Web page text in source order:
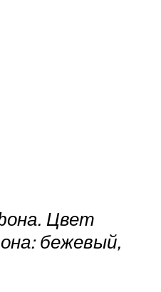
Цвет
бежевый,